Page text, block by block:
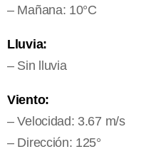
– Mañana: 10°C
Lluvia:
– Sin lluvia
Viento:
– Velocidad: 3.67 m/s
– Dirección: 125°